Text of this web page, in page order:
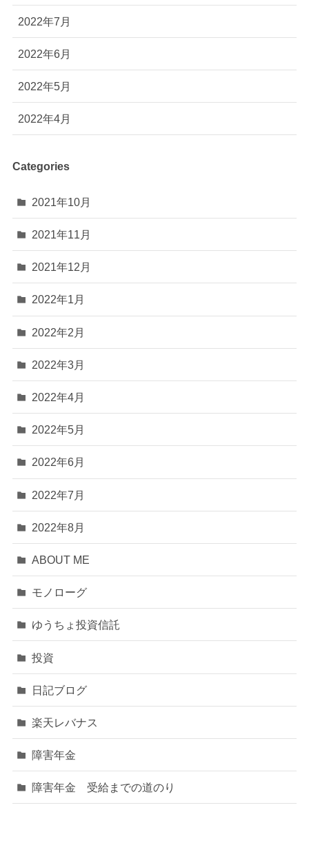
2022年7月
2022年6月
2022年5月
2022年4月
Categories
2021年10月
2021年11月
2021年12月
2022年1月
2022年2月
2022年3月
2022年4月
2022年5月
2022年6月
2022年7月
2022年8月
ABOUT ME
モノローグ
ゆうちょ投資信託
投資
日記ブログ
楽天レバナス
障害年金
障害年金 受給までの道のり